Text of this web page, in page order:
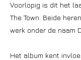
Voorlopig is dit het
The Town. Beide
werk onder de naam
Het album kent